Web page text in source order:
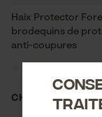
Haix Protector
brodequins de
anti-coupures
CHF 453.33 *